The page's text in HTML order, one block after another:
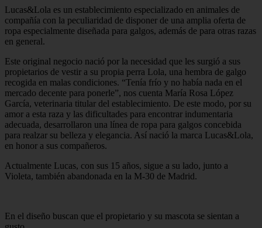
Lucas&Lola es un establecimiento especializado en animales de
compañía con la peculiaridad de disponer de una amplia oferta de
ropa especialmente diseñada para galgos, además de para otras razas
en general.
Este original negocio nació por la necesidad que les surgió a sus
propietarios de vestir a su propia perra Lola, una hembra de galgo
recogida en malas condiciones. “Tenía frío y no había nada en el
mercado decente para ponerle”, nos cuenta María Rosa López
García, veterinaria titular del establecimiento. De este modo, por su
amor a esta raza y las dificultades para encontrar indumentaria
adecuada, desarrollaron una línea de ropa para galgos concebida
para realzar su belleza y elegancia. Así nació la marca Lucas&Lola,
en honor a sus compañeros.
Actualmente Lucas, con sus 15 años, sigue a su lado, junto a
Violeta, también abandonada en la M-30 de Madrid.
En el diseño buscan que el propietario y su mascota se sientan a